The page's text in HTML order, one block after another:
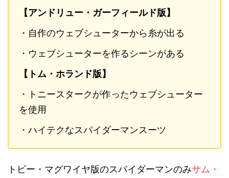
【アンドリュー・ガーフィールド版】
・自作のウェブシューターから糸が出る
・ウェブシューターを作るシーンがある
【トム・ホランド版】
・トニースタークが作ったウェブシューター
を使用
・ハイテクなスパイダーマンスーツ
トビー・マグワイヤ版のスパイダーマンのみサム・